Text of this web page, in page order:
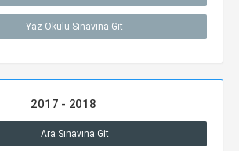
Yaz Okulu Sınavına Git
2017 - 2018
Ara Sınavına Git